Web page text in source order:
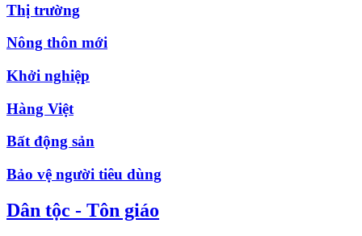
Thị trường
Nông thôn mới
Khởi nghiệp
Hàng Việt
Bất động sản
Bảo vệ người tiêu dùng
Dân tộc - Tôn giáo